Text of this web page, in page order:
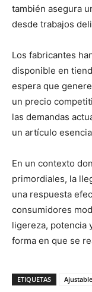
también asegura
desde trabajos
Los fabricantes
disponible en
espera que
un precio
las demandas
un artículo
En un contexto
primordiales, la
una respuesta
consumidores
ligereza, potencia
forma en que se
ETIQUETAS Ajustable